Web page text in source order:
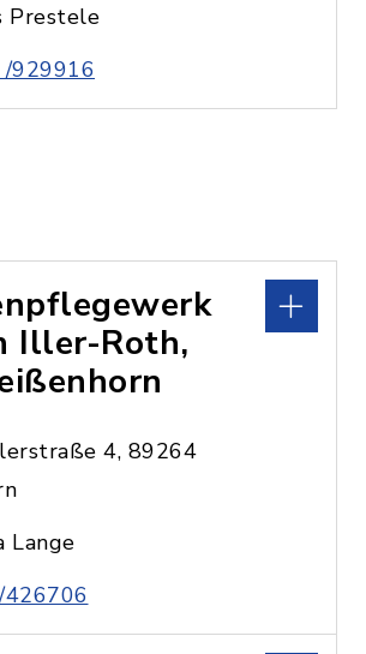
Prestele
929916
Iller-Roth,
4, 89264
Lange